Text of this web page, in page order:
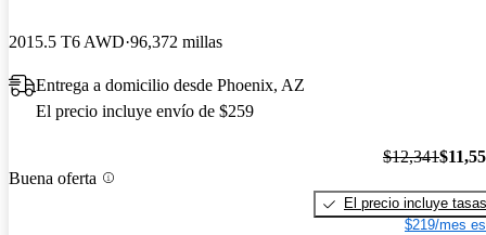
2015.5 T6 AWD 96,372 millas
Entrega a domicilio desde Phoenix, AZ
El precio incluye envío de $259
Buena oferta
$12,341
El precio incluye tasas
$219/mes